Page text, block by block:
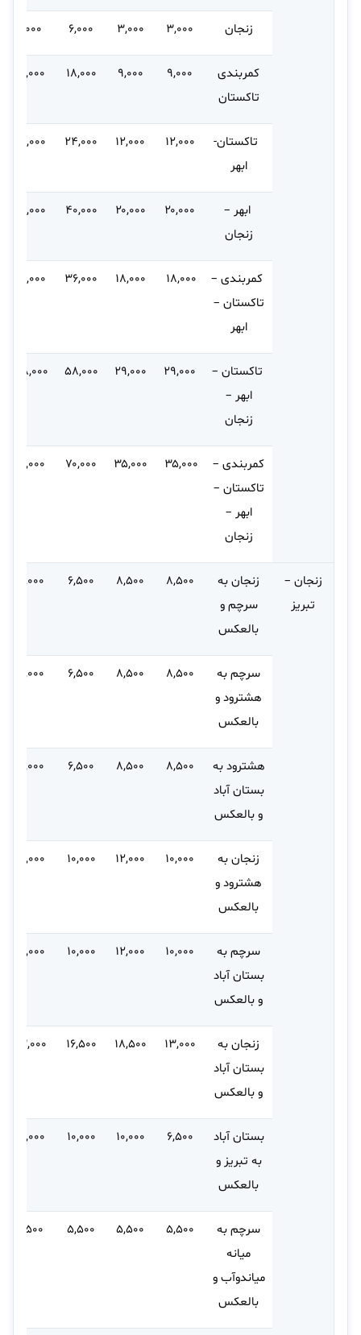
زنجان ۳,۰۰۰ ۳,۰۰۰ ۶,۰۰۰ ۶,۰۰۰
کمربندی
تاکستان
۹,۰۰۰ ۹,۰۰۰ ۱۸,۰۰۰ ۱۸,۰۰۰
تاکستان-
ابهر
۱۲,۰۰۰ ۱۲,۰۰۰ ۲۴,۰۰۰ ۲۴,۰۰۰
ابهر –
زنجان
۲۰,۰۰۰ ۲۰,۰۰۰ ۴۰,۰۰۰ ۴۰,۰۰۰
کمربندی –
تاکستان –
ابهر
۱۸,۰۰۰ ۱۸,۰۰۰ ۳۶,۰۰۰ ۳۶,۰۰۰
تاکستان –
ابهر –
زنجان
۲۹,۰۰۰ ۲۹,۰۰۰ ۵۸,۰۰۰ ۵۸,۰۰۰
کمربندی –
تاکستان –
ابهر –
زنجان
۳۵,۰۰۰ ۳۵,۰۰۰ ۷۰,۰۰۰ ۷۰,۰۰۰
زنجان –
تبریز
زنجان به
سرچم و
بالعکس
۸,۵۰۰ ۸,۵۰۰ ۶,۵۰۰ ۱۰,۰۰۰
سرچم به
هشترود و
بالعکس
۸,۵۰۰ ۸,۵۰۰ ۶,۵۰۰ ۱۰,۰۰۰
هشترود به
بستان آباد
و بالعکس
۸,۵۰۰ ۸,۵۰۰ ۶,۵۰۰ ۱۰,۰۰۰
زنجان به
هشترود و
بالعکس
۱۰,۰۰۰ ۱۲,۰۰۰ ۱۰,۰۰۰ ۱۵,۰۰۰
سرچم به
بستان آباد
و بالعکس
۱۰,۰۰۰ ۱۲,۰۰۰ ۱۰,۰۰۰ ۱۵,۰۰۰
زنجان به
بستان آباد
و بالعکس
۱۳,۰۰۰ ۱۸,۵۰۰ ۱۶,۵۰۰ ۲۳,۰۰۰
بستان آباد
به تبریز و
بالعکس
۶,۵۰۰ ۱۰,۰۰۰ ۱۰,۰۰۰ ۱۵,۰۰۰
سرچم به
میانه
میاندوآب و
بالعکس
۵,۵۰۰ ۵,۵۰۰ ۵,۵۰۰ ۸,۵۰۰